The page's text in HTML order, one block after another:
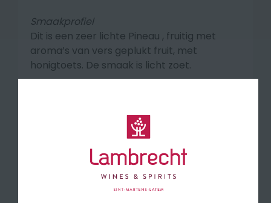
Smaakprofiel
Dit is een zeer lichte Pineau , fruitig met
aroma’s van vers geplukt fruit, met
honigtoets. De smaak is licht zoet.
lekker als digestief, bij zoete nagerechten of
gebruik hem als ingredient in een mooie mix
met andere dranken. Probeer eens een
Pineau de Charentes met tonic of ginger
ale. Een schijfje sinaasappel erbij en